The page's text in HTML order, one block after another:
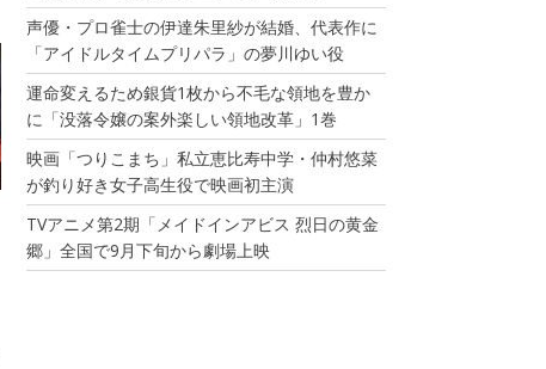
声優・プロ雀士の伊達朱里紗が結婚、代表作に
「アイドルタイムプリパラ」の夢川ゆい役
運命変えるため銀貨1枚から不毛な領地を豊か
に「没落令嬢の案外楽しい領地改革」1巻
映画「つりこまち」私立恵比寿中学・仲村悠菜
が釣り好き女子高生役で映画初主演
TVアニメ第2期「メイドインアビス 烈日の黄金
郷」全国で9月下旬から劇場上映